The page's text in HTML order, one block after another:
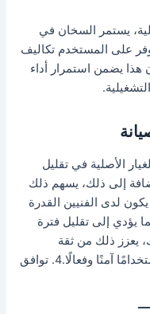
يستمر السخان في
على المستخدم تكاليف
هذا يضمن استمرار أداء
الأصلية في تقليل
إلى ذلك، يسهم ذلك
لدى الفنيين القدرة
يؤدي إلى تقليل فترة
يعزز ذلك من ثقة
المستخدمين في الجهاز ويضمن لهم استخدامًا آمنًا وفعالًا.4. توافق